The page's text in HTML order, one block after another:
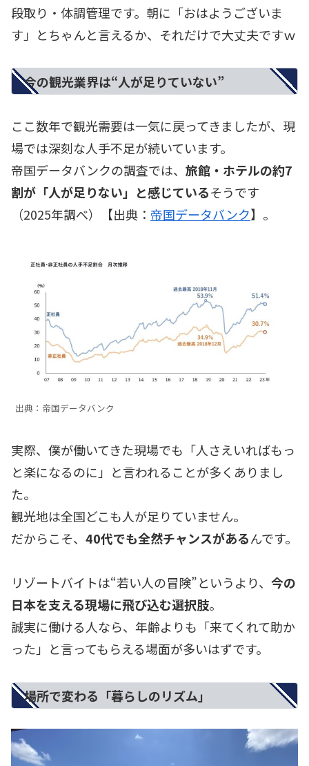
段取り・体調管理です。朝に「おはようございま
す」とちゃんと言えるか、それだけで大丈夫ですｗ
今の観光業界は“人が足りていない”
ここ数年で観光需要は一気に戻ってきましたが、現
場では深刻な人手不足が続いています。
帝国データバンクの調査では、 旅館・ホテルの約7
割が「人が足りない」と感じているそうです
（2025年調べ）【出典： 帝国データバンク】。
出典：帝国データバンク
実際、僕が働いてきた現場でも「人さえいればもっ
と楽になるのに」と言われることが多くありまし
た。
観光地は全国どこも人が足りていません。
だからこそ、 40代でも全然チャンスがあるんです。
リゾートバイトは“若い人の冒険”というより、 今の
日本を支える現場に飛び込む選択肢。
誠実に働ける人なら、年齢よりも「来てくれて助か
った」と言ってもらえる場面が多いはずです。
場所で変わる「暮らしのリズム」